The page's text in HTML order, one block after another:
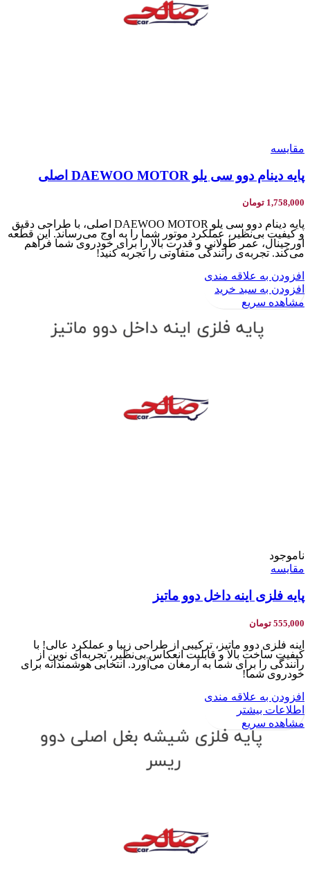
مقایسه
پایه دینام دوو سی یلو DAEWOO MOTOR اصلی
1,758,000 تومان
پایه دینام دوو سی یلو DAEWOO MOTOR اصلی، با طراحی دقیق
و کیفیت بی‌نظیر، عملکرد موتور شما را به اوج می‌رساند. این قطعه
اورجینال، عمر طولانی و قدرت بالا را برای خودروی شما فراهم
می‌کند. تجربه‌ی رانندگی متفاوتی را تجربه کنید!
افزودن به علاقه مندی
افزودن به سبد خرید
مشاهده سریع
ناموجود
مقایسه
پایه فلزی اینه داخل دوو ماتیز
555,000 تومان
اینه فلزی دوو ماتیز، ترکیبی از طراحی زیبا و عملکرد عالی! با
کیفیت ساخت بالا و قابلیت انعکاس بی‌نظیر، تجربه‌ای نوین از
رانندگی را برای شما به ارمغان می‌آورد. انتخابی هوشمندانه برای
خودروی شما!
افزودن به علاقه مندی
اطلاعات بیشتر
مشاهده سریع